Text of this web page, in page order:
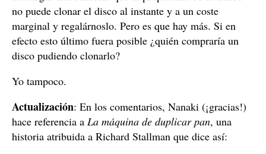
no puede clonar el disco al instante y a un coste
marginal y regalárnoslo. Pero es que hay más. Si en
efecto esto último fuera posible ¿quién compraría un
disco pudiendo clonarlo?
Yo tampoco.
Actualización: En los comentarios, Nanaki (¡gracias!)
hace referencia a La máquina de duplicar pan, una
historia atribuida a Richard Stallman que dice así: